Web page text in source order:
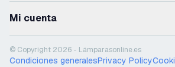
Mi cuenta
© Copyright 2026 - Lámparasonline.es
Condiciones generalesPrivacy Policy